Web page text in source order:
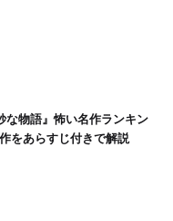
をあらすじ付きで解説